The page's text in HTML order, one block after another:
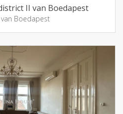
II van Boedapest
Boedapest